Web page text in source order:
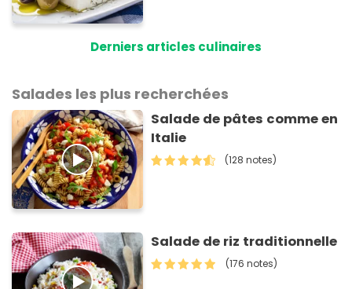
Derniers articles culinaires
Salades les plus recherchées
Salade de pâtes comme en
Italie
(128 notes)
Salade de riz traditionnelle
(176 notes)